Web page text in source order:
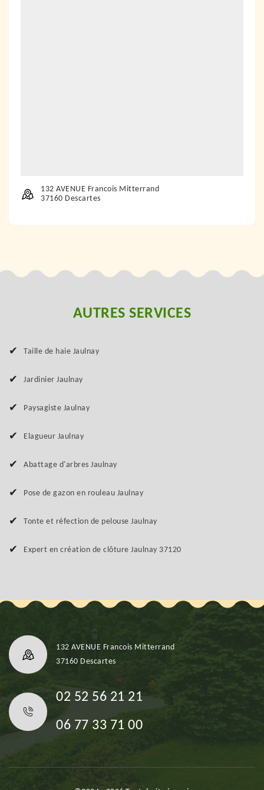
132 AVENUE Francois Mitterrand
37160 Descartes
AUTRES SERVICES
Taille de haie Jaulnay
Jardinier Jaulnay
Paysagiste Jaulnay
Elagueur Jaulnay
Abattage d'arbres Jaulnay
Pose de gazon en rouleau Jaulnay
Tonte et réfection de pelouse Jaulnay
Expert en création de clôture Jaulnay 37120
132 AVENUE Francois Mitterrand
37160 Descartes
02 52 56 21 21
06 77 33 71 00